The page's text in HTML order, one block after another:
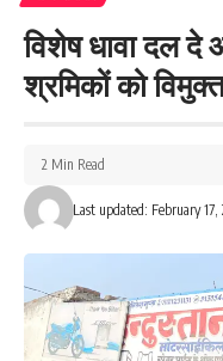
विशेष धावा दल दे
श्रमिकों को
Last updated: February 17,
2 Min Read